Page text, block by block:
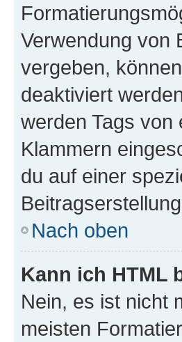
Verwendung von
vergeben,
deaktiviert
werden Tags von
Klammern
du auf einer
Nach oben
Kann ich HTML
Nein, es ist nicht
meisten